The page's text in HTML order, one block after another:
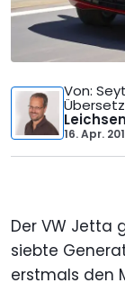
Von:
16. Apr.
Der VW Jetta
siebte
erstmals den